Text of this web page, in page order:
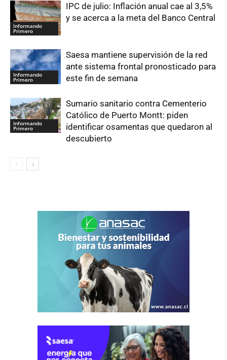
Informando
Primero
IPC de julio: Inflación anual cae al 3,5%
y se acerca a la meta del Banco Central
Informando
Primero
Saesa mantiene supervisión de la red
ante sistema frontal pronosticado para
este fin de semana
Informando
Primero
Sumario sanitario contra Cementerio
Católico de Puerto Montt: piden
identificar osamentas que quedaron al
descubierto